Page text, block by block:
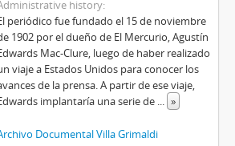
history
periódico fue fundado el 15 de noviembre
1902 por el dueño de El Mercurio, Agustín
Mac-Clure, luego de haber realizado
viaje a Estados Unidos para conocer los
de la prensa. A partir de ese viaje,
implantaría una serie de ... »
Documental Villa Grimaldi